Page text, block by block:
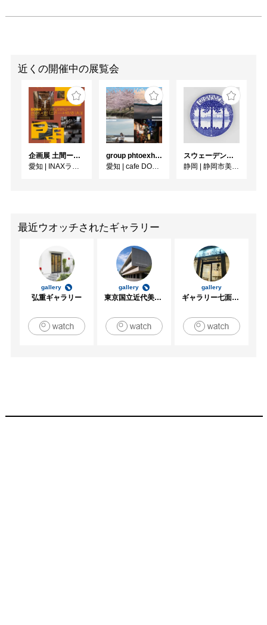
近くの開催中の展覧会
企画展 土間ーつくって、つかって、再発見ー
愛知 | INAXライブミュージアム
group phtoexhibition[Fragment of Time -summer-]
愛知 | cafe DODO
スウェーデンのうつわ グスタフスベリのある暮らし
静岡 | 静岡市美術館
最近ウオッチされたギャラリー
gallery
弘重ギャラリー
gallery
東京国立近代美術館
gallery
ギャラリー七面坂途中